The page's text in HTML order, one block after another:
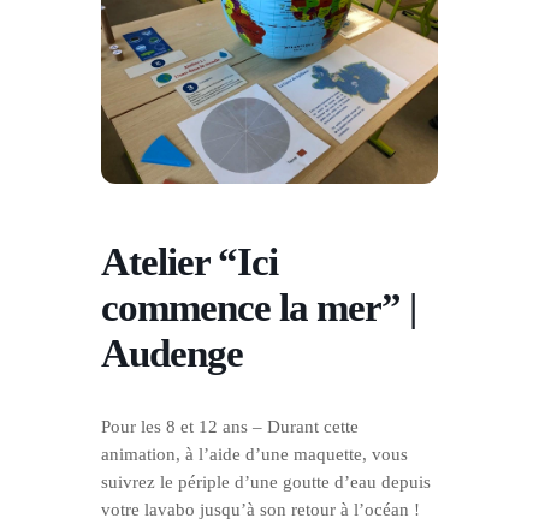
Atelier “Ici
commence la mer” |
Audenge
Pour les 8 et 12 ans – Durant cette
animation, à l’aide d’une maquette, vous
suivrez le périple d’une goutte d’eau depuis
votre lavabo jusqu’à son retour à l’océan !